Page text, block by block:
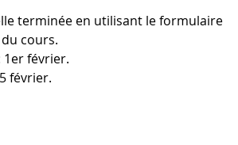
terminée en utilisant le formulaire
cours.
1er février.
février.